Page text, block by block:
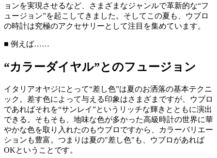
ョンを実現させるなど、さまざまなジャンルで革新的な“フ
ュージョン”を起こしてきました。そしてこの夏も、ウブロ
の時計は究極のアクセサリーとして注目を集めています。
■ 例えば……
“カラーダイヤル”とのフュージョン
イタリアオヤジにとって“差し色”は夏のお洒落の基本テクニ
ック。差す色によって与える印象はさまざまですが、ウブロ
であればそれを“サンレイ”というリッチな輝きとともに演出
できる。そもそも、地味な色が多かった高級時計の世界に華
やかな色を取り入れたのもウブロですから、カラーバリエー
ションも豊富。つまりは夏の"差し色"も、ウブロがあれば
OKということです。